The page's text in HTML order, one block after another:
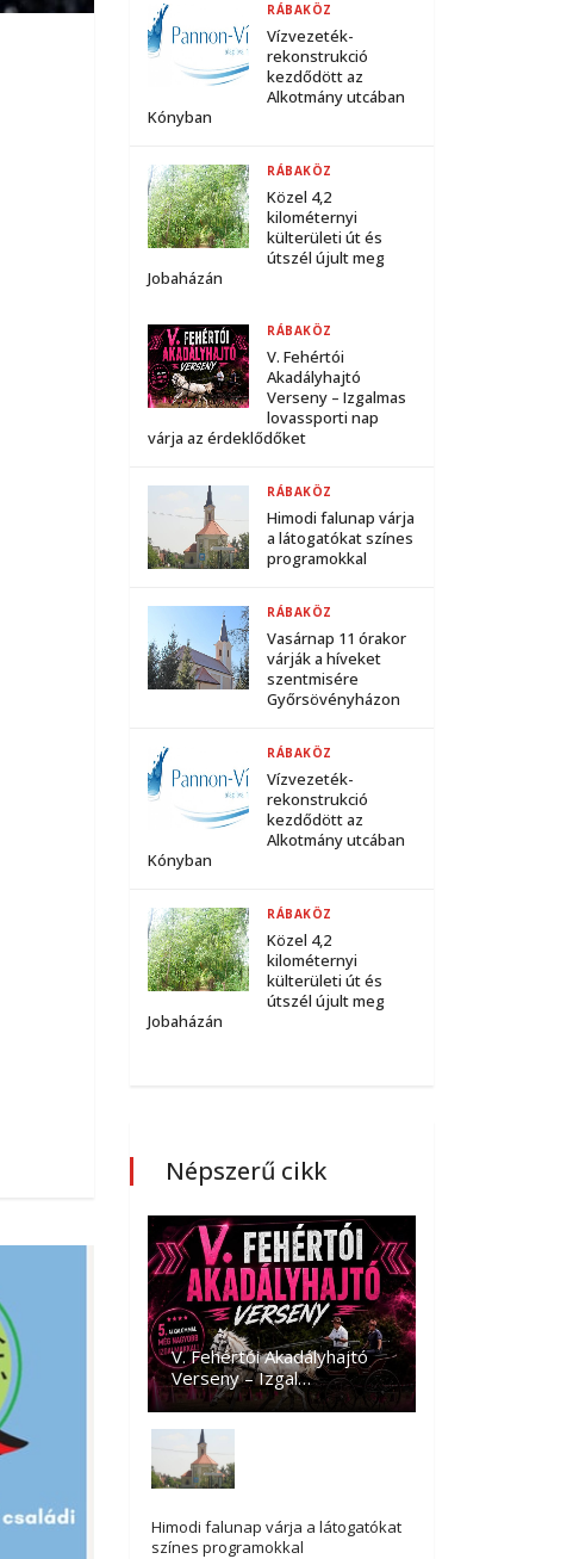
Vízvezeték-
rekonstrukció
kezdődött az
Alkotmány utcában
Kónyban
RÁBAKÖZ
Közel 4,2
kilométernyi
külterületi út és
útszél újult meg
Jobaházán
RÁBAKÖZ
V. Fehértói
Akadályhajtó
Verseny – Izgalmas
lovassporti nap
várja az érdeklődőket
RÁBAKÖZ
Himodi falunap várja
a látogatókat színes
programokkal
RÁBAKÖZ
Vasárnap 11 órakor
várják a híveket
szentmisére
Győrsövényházon
RÁBAKÖZ
Vízvezeték-
rekonstrukció
kezdődött az
Alkotmány utcában
Kónyban
RÁBAKÖZ
Közel 4,2
kilométernyi
külterületi út és
útszél újult meg
Jobaházán
RÁBAKÖZ
Népszerű cikk
V. Fehértói Akadályhajtó
Verseny – Izgal…
Himodi falunap várja a látogatókat
színes programokkal